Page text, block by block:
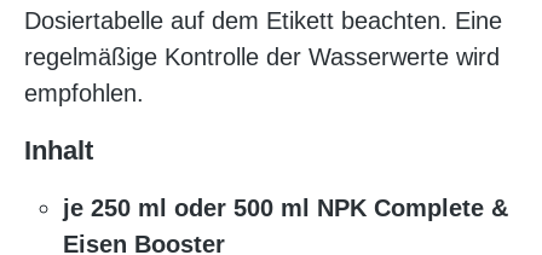
Dosiertabelle auf dem Etikett beachten. Eine
regelmäßige Kontrolle der Wasserwerte wird
empfohlen.
Inhalt
je 250 ml oder 500 ml NPK Complete &
Eisen Booster